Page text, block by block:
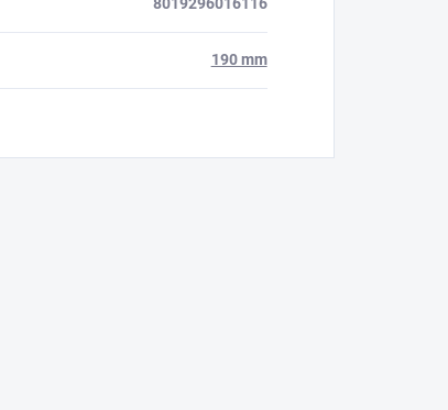
8019296016116
190 mm